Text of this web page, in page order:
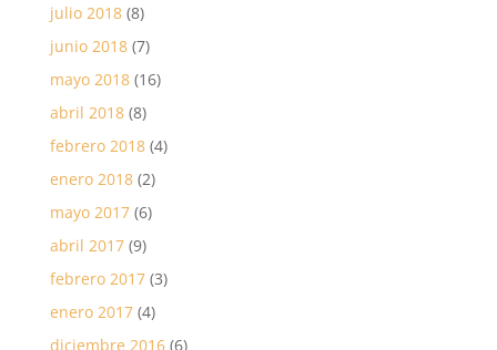
julio 2018(8)
junio 2018(7)
mayo 2018(16)
abril 2018(8)
febrero 2018(4)
enero 2018(2)
mayo 2017(6)
abril 2017(9)
febrero 2017(3)
enero 2017(4)
diciembre 2016(6)